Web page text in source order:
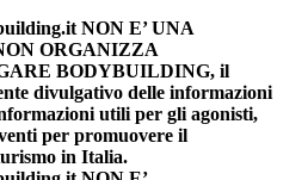
NON E’ UNA
ORGANIZZA
BODYBUILDING, il
divulgativo delle informazioni
utili per gli agonisti,
per promuovere il
in Italia.